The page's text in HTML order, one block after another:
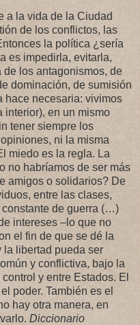
a la vida de la Ciudad
de los conflictos, las
la política ¿sería
es impedirla, evitarla,
los antagonismos, de
dominación, de sumisión
hace necesaria: vivimos
interior), en un mismo
tener siempre los
ni la misma
miedo es la regla. La
no habríamos de ser más
amigos o solidarios? De
entre las clases,
constante de guerra (…)
intereses –lo que no
el fin de que se dé la
la libertad pueda ser
y conflictiva, bajo la
y entre Estados. El
poder. También es el
hay otra manera, en
Diccionario